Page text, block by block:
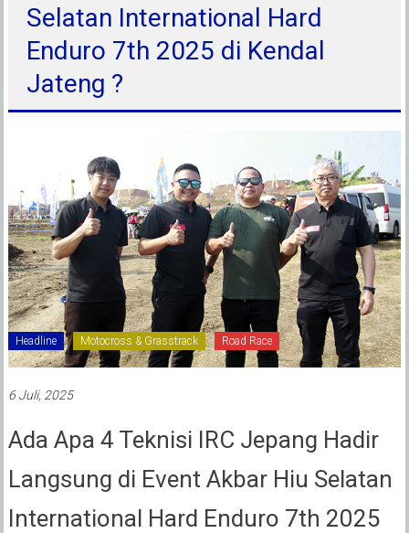
Selatan International Hard
Enduro 7th 2025 di Kendal
Jateng ?
Headline Motocross & Grasstrack Road Race
6 Juli, 2025
Ada Apa 4 Teknisi IRC Jepang Hadir
Langsung di Event Akbar Hiu Selatan
International Hard Enduro 7th 2025